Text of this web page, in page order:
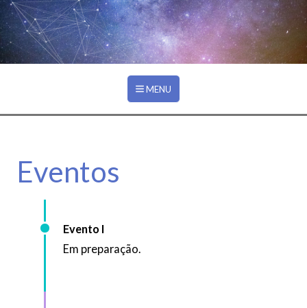
Ir para o conteúdo principal
EVENTOS
MENU
Eventos
Evento I
Em preparação.